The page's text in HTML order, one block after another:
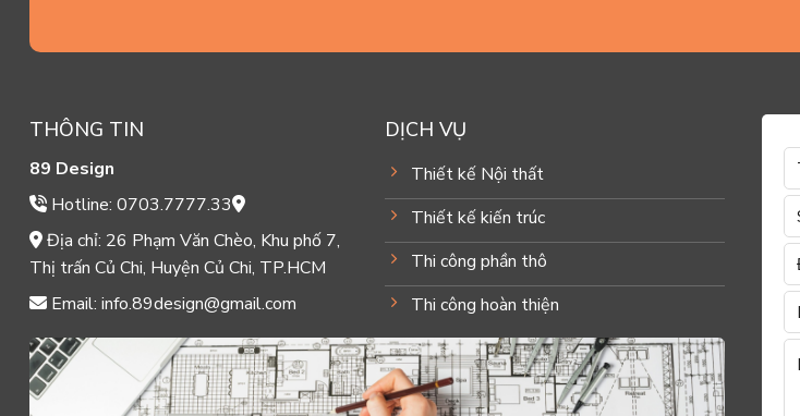
THÔNG TIN
89 Design
Hotline: 0703.7777.33
Địa chỉ: 26 Phạm Văn Chèo, Khu phố 7,
Thị trấn Củ Chi, Huyện Củ Chi, TP.HCM
Email: info.89design@gmail.com
DỊCH VỤ
Thiết kế Nội thất
Thiết kế kiến trúc
Thi công phần thô
Thi công hoàn thiện